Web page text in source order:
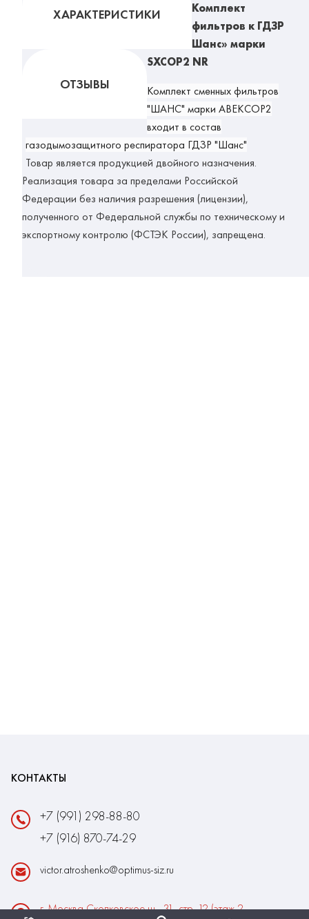
ХАРАКТЕРИСТИКИ
ОТЗЫВЫ
Комплект
фильтров к ГДЗР
Шанс» марки
SXCOP2 NR
Комплект сменных фильтров
"ШАНС" марки АВЕКСОР2
входит в состав
газодымозащитного респиратора ГДЗР "Шанс"
Товар является продукцией двойного назначения.
Реализация товара за пределами Российской
Федерации без наличия разрешения (лицензии),
полученного от Федеральной службы по техническому и
экспортному контролю (ФСТЭК России), запрещена.
КОНТАКТЫ
+7 (991) 298-88-80
+7 (916) 870-74-29
victor.atroshenko@optimus-siz.ru
г. Москва Сколковское ш., 31, стр. 12 (этаж 2,